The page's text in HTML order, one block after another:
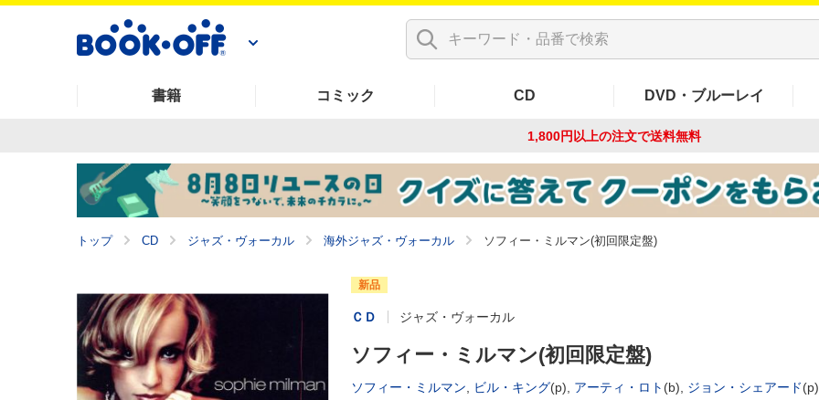
書籍 コミック CD DVD・ブルーレイ
1,800円以上の注文で送料無料
トップ CD ジャズ・ヴォーカル 海外ジャズ・ヴォーカル ソフィー・ミルマン(初回限定盤)
新品
ＣＤ ジャズ・ヴォーカル
ソフィー・ミルマン(初回限定盤)
ソフィー・ミルマン ビル・キング(p), アーティ・ロト (b), ジョン・シェアード(p),